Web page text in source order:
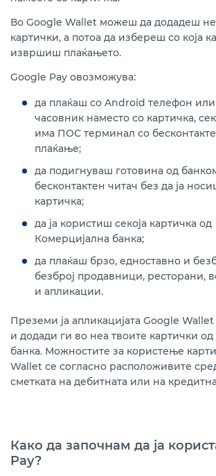
Во Google Wallet можеш да додадеш
картички, а потоа да избереш со која
извршиш плаќањето.
Google Pay овозможува:
да плаќаш со Android телефон
часовник наместо со картичка,
има ПОС терминал со
плаќање;
да подигнуваш готовина од
бесконтактен читач без да ја
картичка;
да ја користиш секоја картичка од
Комерцијална банка;
да плаќаш брзо, едноставно и
безброј продавници, ресторани,
и апликации.
Преземи ја апликацијата Google
и додади ги во неа твоите картички
банка. Можностите за користење
Wallet се согласно расположивите
сметката на дебитната или на
Како да започнам да ја
Pay?